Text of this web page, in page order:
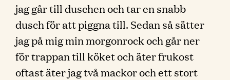
jag går till duschen och tar en snabb
dusch för att piggna till. Sedan så sätter
jag på mig min morgonrock och går ner
för trappan till köket och äter frukost
oftast äter jag två mackor och ett stort